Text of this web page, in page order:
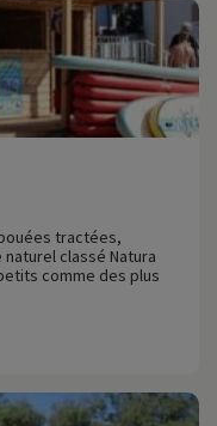
tractées,
classé Natura
comme des plus